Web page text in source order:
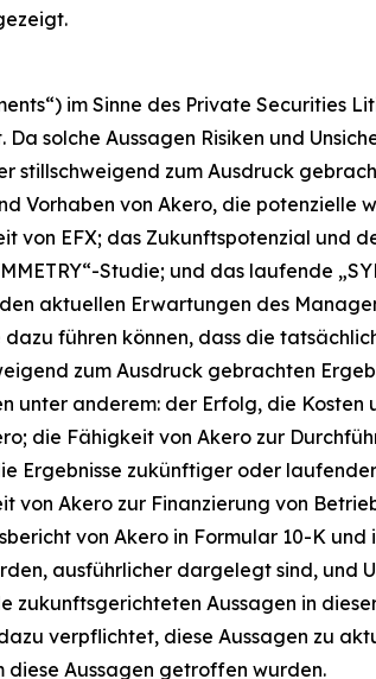
im Sinne des Private Securities
solche Aussagen Risiken und
stillschweigend zum Ausdruck
Vorhaben von Akero, die potenzielle
von EFX; das Zukunftspotenzial und
Studie; und das laufende
aktuellen Erwartungen des
führen können, dass die
zum Ausdruck gebrachten
unter anderem: der Erfolg, die
die Fähigkeit von Akero zur
Ergebnisse zukünftiger oder
Akero zur Finanzierung von
von Akero in Formular 10-K und
ausführlicher dargelegt sind, und
zukunftsgerichteten Aussagen in
verpflichtet, diese Aussagen zu
diese Aussagen getroffen wurden.